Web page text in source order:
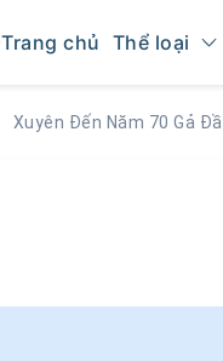
Trang chủ Thể loại
Xuyên Đến Năm 70 Gả